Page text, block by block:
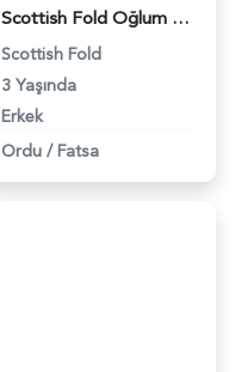
Scottish Fold Oğlum kızgınlıkta 2,5 Yaşında - 2946
Scottish Fold
3 Yaşında
Erkek
Ordu / Fatsa